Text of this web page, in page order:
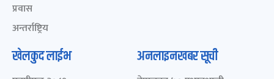
प्रवास
अन्तर्राष्ट्रिय
खेलकुद लाईभ अनलाइनखबर सूची